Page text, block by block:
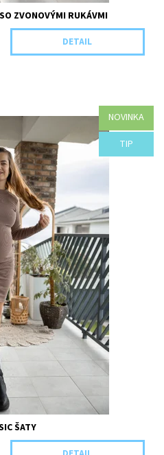
ZVONOVÝMI RUKÁVMI
DETAIL
NOVINKA
TIP
UNI
ŠATY